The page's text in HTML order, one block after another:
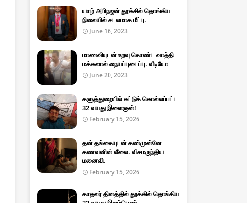
யாழ் அபிநஜன் தூக்கில் தொங்கிய
நிலையில் சடலமாக மீட்பு.
June 16, 2023
மாணவியுடன் உறவு கொண்ட வாத்தி
மக்களால் நையப்புடைப்பு. வீடியோ
June 20, 2023
களுத்துறையில் சுட்டுக் கொல்லப்பட்ட
32 வயது இளைஞன்!
February 15, 2026
தன் தங்கையுடன் கண்முன்னே
கணவனின் லீலை. விசமருந்திய
மனைவி.
February 15, 2026
காதலர் தினத்தில் தூக்கில் தொங்கிய